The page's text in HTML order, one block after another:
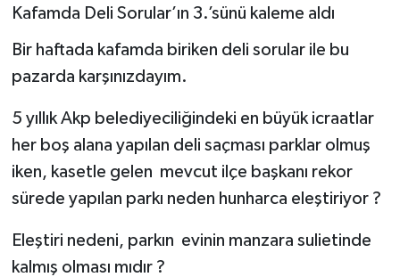
Kafamda Deli Sorular’ın 3.’sünü kaleme aldı
Bir haftada kafamda biriken deli sorular ile bu
pazarda karşınızdayım.
5 yıllık Akp belediyeciliğindeki en büyük icraatlar
her boş alana yapılan deli saçması parklar olmuş
iken, kasetle gelen mevcut ilçe başkanı rekor
sürede yapılan parkı neden hunharca eleştiriyor ?
Eleştiri nedeni, parkın evinin manzara sulietinde
kalmış olması mıdır ?